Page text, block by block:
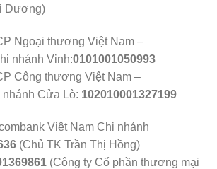
Dương)
Ngoại thương Việt Nam –
nhánh Vinh:0101001050993
Công thương Việt Nam –
Cửa Lò: 102010001327199
Việt Nam Chi nhánh
(Chủ TK Trần Thị Hồng)
(Công ty Cổ phần thương mại